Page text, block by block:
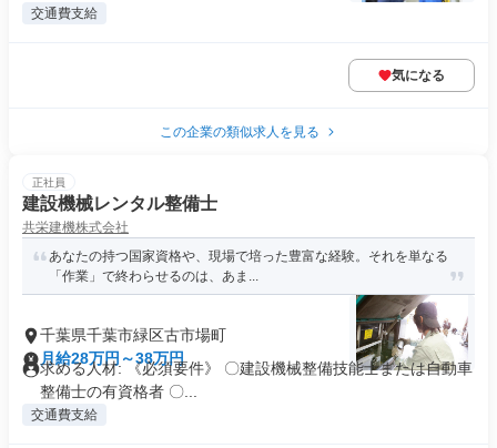
交通費支給
気になる
この企業の類似求人を見る
正社員
建設機械レンタル整備士
共栄建機株式会社
あなたの持つ国家資格や、現場で培った豊富な経験。それを単なる
「作業」で終わらせるのは、あま...
千葉県千葉市緑区古市場町
月給28万円～38万円
求める人材: 《必須要件》 〇建設機械整備技能士または自動車
整備士の有資格者 〇...
交通費支給